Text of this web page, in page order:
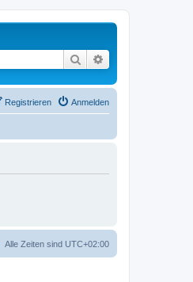
Suche
Anmelden
Registrieren
Alle Zeiten sind UTC+02:00